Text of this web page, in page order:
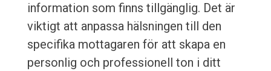
information som finns tillgänglig. Det är
viktigt att anpassa hälsningen till den
specifika mottagaren för att skapa en
personlig och professionell ton i ditt